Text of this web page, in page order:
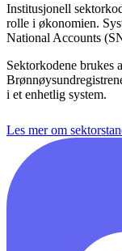
Institusjonell
rolle i økonomien.
National Accounts
Sektorkodene brukes
i et enhetlig system.
Les mer om